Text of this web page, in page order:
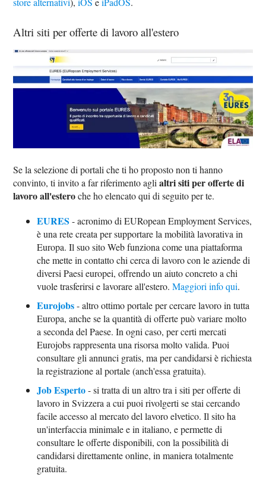
Altri siti per offerte di lavoro all'estero
Se la selezione di portali che ti ho proposto non ti hanno
convinto, ti invito a far riferimento aglialtri siti per offerte di
lavoro all'esteroche ho elencato qui di seguito per te.
EURES - acronimo di EURopean Employment Services,
è una rete creata per supportare la mobilità lavorativa in
Europa. Il suo sito Web funziona come una piattaforma
che mette in contatto chi cerca di lavoro con le aziende di
diversi Paesi europei, offrendo un aiuto concreto a chi
vuole trasferirsi e lavorare all'estero.Maggiori info qui.
Eurojobs- altro ottimo portale per cercare lavoro in tutta
Europa, anche se la quantità di offerte può variare molto
a seconda del Paese. In ogni caso, per certi mercati
Eurojobs rappresenta una risorsa molto valida. Puoi
consultare gli annunci gratis, ma per candidarsi è richiesta
la registrazione al portale (anch'essa gratuita).
Job Esperto- si tratta di un altro tra i siti per offerte di
lavoro in Svizzera a cui puoi rivolgerti se stai cercando
facile accesso al mercato del lavoro elvetico. Il sito ha
un'interfaccia minimale e in italiano, e permette di
consultare le offerte disponibili, con la possibilità di
candidarsi direttamente online, in maniera totalmente
gratuita.